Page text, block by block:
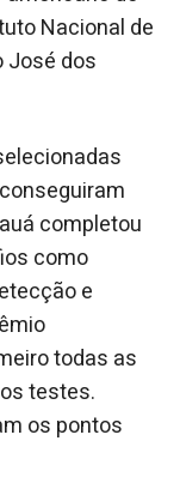
Nacional de
José dos
completou
como
e
todas as
testes.
os pontos